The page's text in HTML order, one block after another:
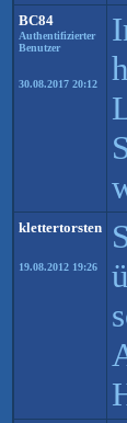
BC84
Authentifizierter
Benutzer
30.08.2017 20:12
klettertorsten
19.08.2012 19:26